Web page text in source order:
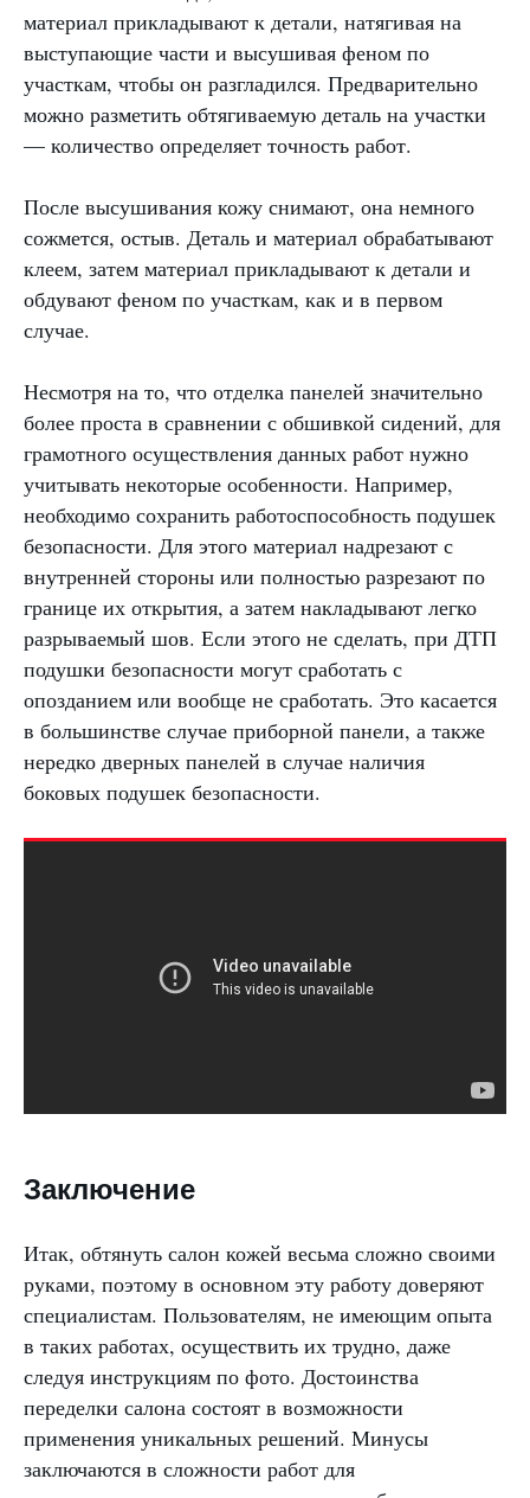
материал прикладывают к детали, натягивая на
выступающие части и высушивая феном по
участкам, чтобы он разгладился. Предварительно
можно разметить обтягиваемую деталь на участки
— количество определяет точность работ.
После высушивания кожу снимают, она немного
сожмется, остыв. Деталь и материал обрабатывают
клеем, затем материал прикладывают к детали и
обдувают феном по участкам, как и в первом
случае.
Несмотря на то, что отделка панелей значительно
более проста в сравнении с обшивкой сидений, для
грамотного осуществления данных работ нужно
учитывать некоторые особенности. Например,
необходимо сохранить работоспособность подушек
безопасности. Для этого материал надрезают с
внутренней стороны или полностью разрезают по
границе их открытия, а затем накладывают легко
разрываемый шов. Если этого не сделать, при ДТП
подушки безопасности могут сработать с
опозданием или вообще не сработать. Это касается
в большинстве случае приборной панели, а также
нередко дверных панелей в случае наличия
боковых подушек безопасности.
Заключение
Итак, обтянуть салон кожей весьма сложно своими
руками, поэтому в основном эту работу доверяют
специалистам. Пользователям, не имеющим опыта
в таких работах, осуществить их трудно, даже
следуя инструкциям по фото. Достоинства
переделки салона состоят в возможности
применения уникальных решений. Минусы
заключаются в сложности работ для